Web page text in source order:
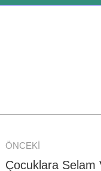
ÖNCEKI
Previous
Çocuklara Selam